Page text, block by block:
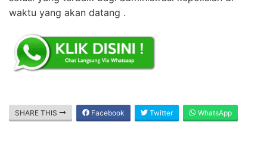
waktu yang akan datang .
SHARE THIS Facebook Twitter WhatsApp